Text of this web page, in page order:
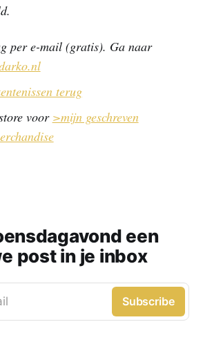
per e-mail (gratis). Ga naar
terug
voor >mijn geschreven
een
post in je inbox
Subscribe